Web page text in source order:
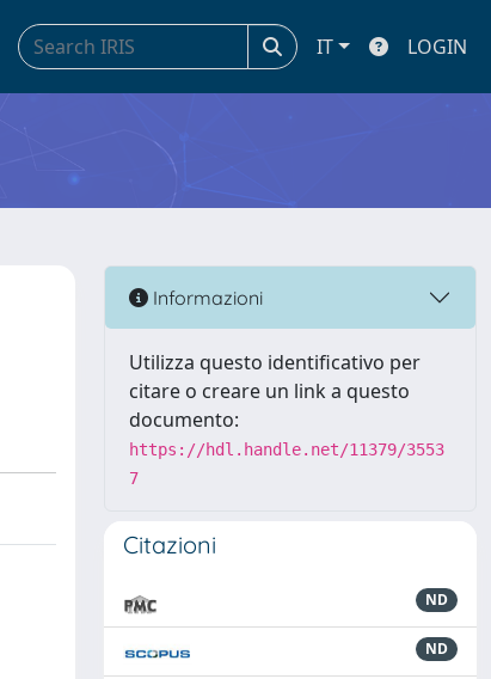
IT LOGIN
Informazioni
Utilizza questo identificativo per
citare o creare un link a questo
documento:
https://hdl.handle.net/11379/3553
7
Citazioni
ND
ND